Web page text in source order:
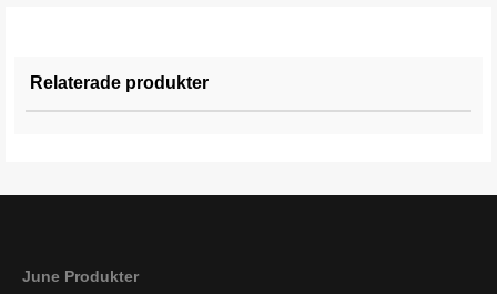
Relaterade produkter
June Produkter